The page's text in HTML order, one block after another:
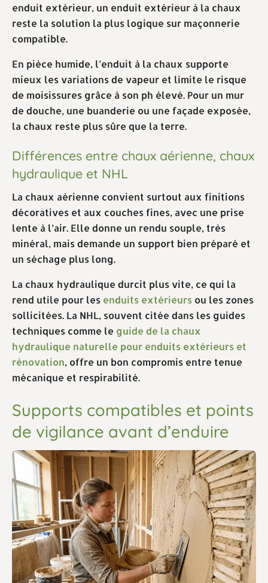
enduit extérieur, un enduit extérieur à la chaux
reste la solution la plus logique sur maçonnerie
compatible.
En pièce humide, l’enduit à la chaux supporte
mieux les variations de vapeur et limite le risque
de moisissures grâce à son ph élevé. Pour un mur
de douche, une buanderie ou une façade exposée,
la chaux reste plus sûre que la terre.
Différences entre chaux aérienne, chaux
hydraulique et NHL
La chaux aérienne convient surtout aux finitions
décoratives et aux couches fines, avec une prise
lente à l’air. Elle donne un rendu souple, très
minéral, mais demande un support bien préparé et
un séchage plus long.
La chaux hydraulique durcit plus vite, ce qui la
rend utile pour les enduits extérieurs ou les zones
sollicitées. La NHL, souvent citée dans les guides
techniques comme le guide de la chaux
hydraulique naturelle pour enduits extérieurs et
rénovation, offre un bon compromis entre tenue
mécanique et respirabilité.
Supports compatibles et points
de vigilance avant d’enduire